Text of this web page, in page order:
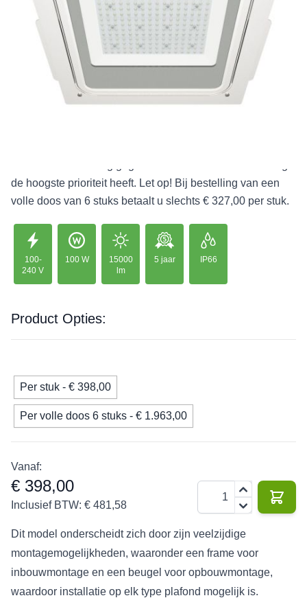
voor benzinestations
100W ATEX LED-schijnwerper met kapontwerp is speciaal
ontwikkeld voor installatie in kritische industriële
omgevingen met explosiegevaar, zoals
tankstationverlichting. Dankzij de certificering voor zones
de hoogste prioriteit heeft. Let op! Bij bestelling van een
volle doos van 6 stuks betaalt u slechts € 327,00 per stuk.
100-
240 V
100 W
15000
lm
5 jaar IP66
Product Opties:
Per stuk - € 398,00
Per volle doos 6 stuks - € 1.963,00
Vanaf:
€ 398,00
Inclusief BTW: € 481,58
Dit model onderscheidt zich door zijn veelzijdige
montagemogelijkheden, waaronder een frame voor
inbouwmontage en een beugel voor opbouwmontage,
waardoor installatie op elk type plafond mogelijk is.